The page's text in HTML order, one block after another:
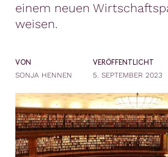
einem neuen
weisen.
VON
SONJA HENNEN
VERÖFFENTLICHT
5. SEPTEMBER 2023